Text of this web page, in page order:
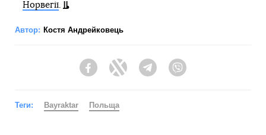
Норвегії.
Автор: Костя Андрейковець
FacebookTwitter Telegram
Теги: Bayraktar Польща